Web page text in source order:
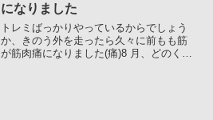
になりました
トレミばっかりやっているからでしょう
か、きのう外を走ったら久々に前もも筋
が筋肉痛になりました(痛)8 月、どのくら